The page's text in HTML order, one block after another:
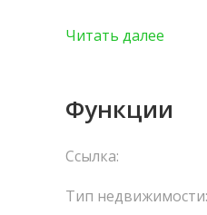
деталь
общей площади 90
Читать далее
Функции
Ссылка:
Тип недвижимости: